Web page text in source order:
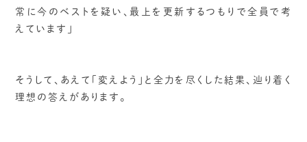
常に今のベストを疑い、最上を更新するつもりで全員で考
えています」
そうして、あえて「変えよう」と全力を尽くした結果、辿り着く
理想の答えがあります。